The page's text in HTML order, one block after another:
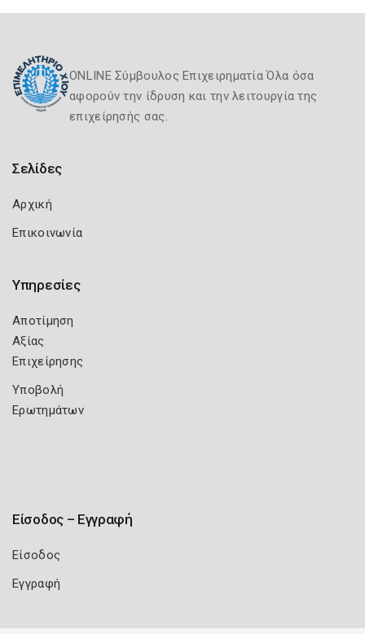
ONLINE Σύμβουλος Επιχειρηματία Όλα όσα
αφορούν την ίδρυση και την λειτουργία της
επιχείρησής σας.
Σελίδες
Αρχική
Επικοινωνία
Υπηρεσίες
Αποτίμηση
Αξίας
Επιχείρησης
Υποβολή
Ερωτημάτων
Είσοδος – Εγγραφή
Είσοδος
Εγγραφή